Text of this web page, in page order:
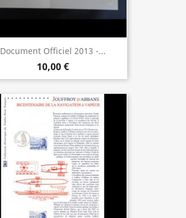
Document Officiel 2013 -...
10,00 €